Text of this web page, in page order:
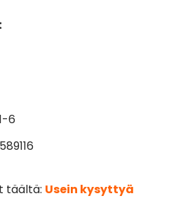
6
täältä: Usein kysyttyä